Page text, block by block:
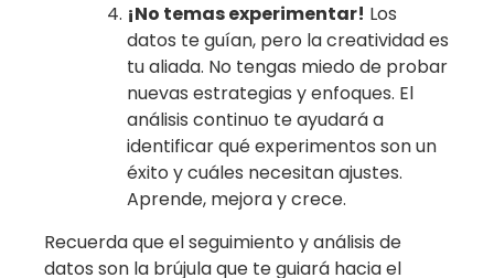
¡No temas experimentar! Los
datos te guían, pero la creatividad es
tu aliada. No tengas miedo de probar
nuevas estrategias y enfoques. El
análisis continuo te ayudará a
identificar qué experimentos son un
éxito y cuáles necesitan ajustes.
Aprende, mejora y crece.
Recuerda que el seguimiento y análisis de
datos son la brújula que te guiará hacia el